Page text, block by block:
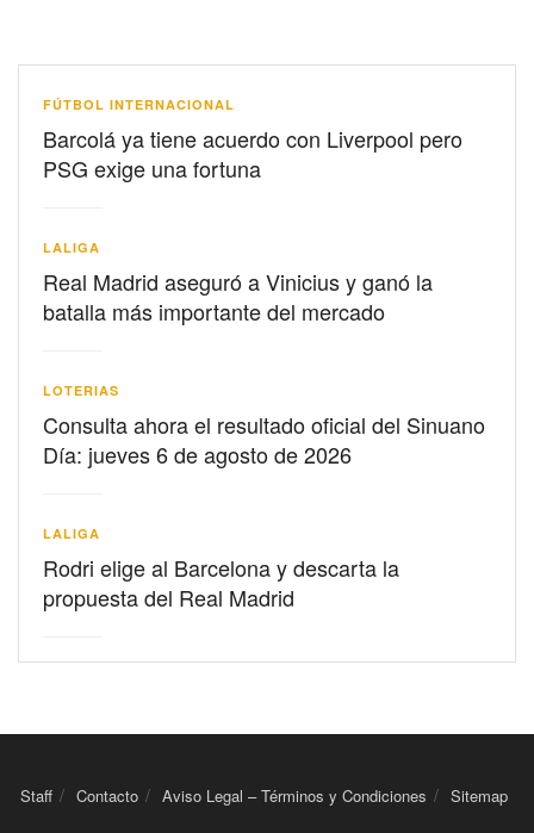
FÚTBOL INTERNACIONAL
Barcolá ya tiene acuerdo con Liverpool pero
PSG exige una fortuna
LALIGA
Real Madrid aseguró a Vinicius y ganó la
batalla más importante del mercado
LOTERIAS
Consulta ahora el resultado oficial del Sinuano
Día: jueves 6 de agosto de 2026
LALIGA
Rodri elige al Barcelona y descarta la
propuesta del Real Madrid
Staff Contacto Aviso Legal – Términos y Condiciones Sitemap